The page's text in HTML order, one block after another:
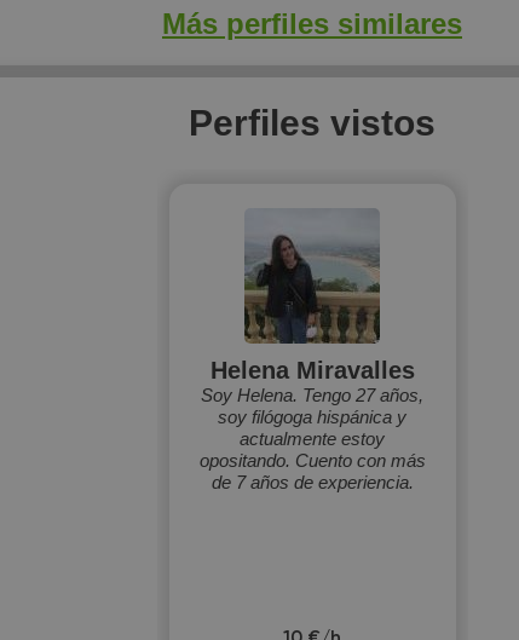
Más perfiles similares
Perfiles vistos
Helena Miravalles
Soy Helena. Tengo 27 años,
soy filógoga hispánica y
actualmente estoy
opositando. Cuento con más
de 7 años de experiencia.